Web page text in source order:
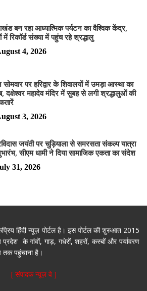
बन रहा आध्यात्मिक पर्यटन का वैश्विक केंद्र,
में रिकॉर्ड संख्या में पहुंच रहे श्रद्धालु
4, 2026
सोमवार पर हरिद्वार के शिवालयों में उमड़ा आस्था का
दक्षेश्वर महादेव मंदिर में सुबह से लगी श्रद्धालुओं की
3, 2026
जयंती पर चुड़ियाला से समरसता संकल्प यात्रा
सीएम धामी ने दिया सामाजिक एकता का संदेश
31, 2026
हिंदी न्यूज़ पोर्टल है। इस पोर्टल की शुरुआत 2015
के गांवों, गाड़, गधेरों, शहरों, कस्बों और पर्यावरण
तक पहुंचाना है।
[ संपादक न्यूज़ वे ]